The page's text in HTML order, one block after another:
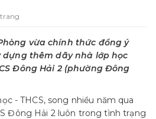
vừa chính thức đồng ý
thêm dãy nhà lớp học
Đông Hải 2 (phường Đông
- THCS, song nhiều năm qua
Đông Hải 2 luôn trong tình trạng